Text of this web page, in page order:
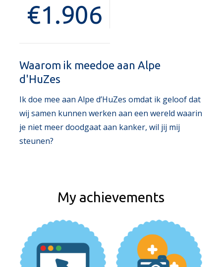
€1.906
Waarom ik meedoe aan Alpe
d'HuZes
Ik doe mee aan Alpe d’HuZes omdat ik geloof dat
wij samen kunnen werken aan een wereld waarin
je niet meer doodgaat aan kanker, wil jij mij
steunen?
My achievements